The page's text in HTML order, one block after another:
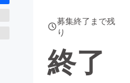
募集終了まで残
り
終了